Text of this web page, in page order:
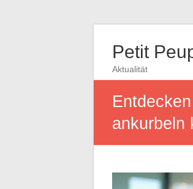
Petit
Aktualität
ankurbeln